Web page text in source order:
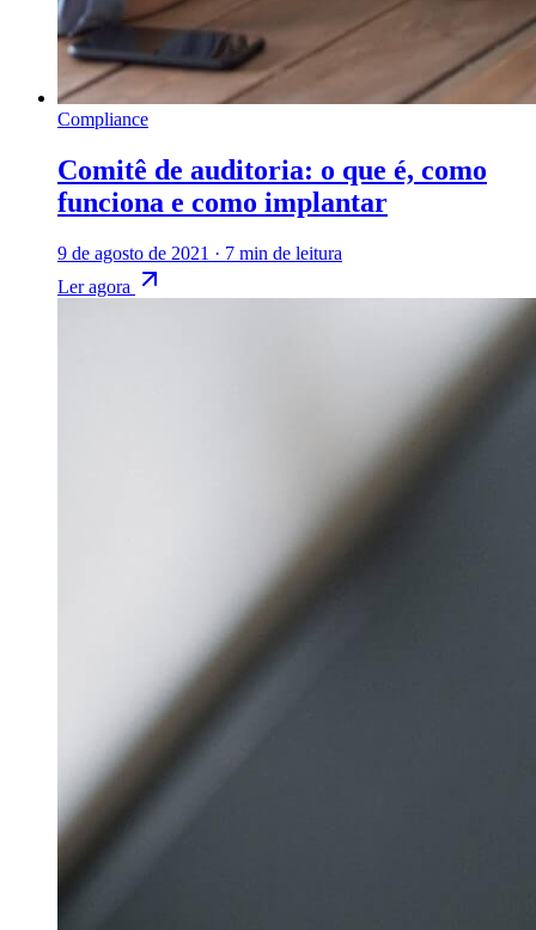
Compliance
Comitê de auditoria: o que é, como
funciona e como implantar
9 de agosto de 2021 · 7 min de leitura
Ler agora